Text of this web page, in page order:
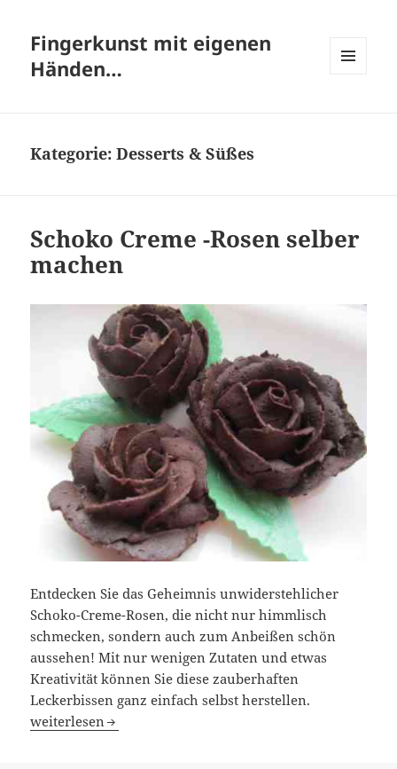
Fingerkunst mit eigenen
Händen…
Kategorie:Desserts & Süßes
Schoko Creme -Rosen selber
machen
Entdecken Sie das Geheimnis unwiderstehlicher
Schoko-Creme-Rosen, die nicht nur himmlisch
schmecken, sondern auch zum Anbeißen schön
aussehen! Mit nur wenigen Zutaten und etwas
Kreativität können Sie diese zauberhaften
Leckerbissen ganz einfach selbst herstellen.
Schoko Creme -Rosen selber machen
weiterlesen